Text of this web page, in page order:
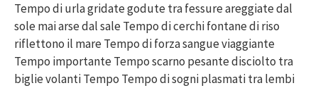
Tempo di urla gridate godute tra fessure areggiate dal
sole mai arse dal sale Tempo di cerchi fontane di riso
riflettono il mare Tempo di forza sangue viaggiante
Tempo importante Tempo scarno pesante disciolto tra
biglie volanti Tempo Tempo di sogni plasmati tra lembi